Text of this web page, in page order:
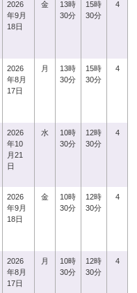
2026
年9月
18日
金
13時
30分
15時
30分
4
2026
年8月
17日
月
13時
30分
15時
30分
4
2026
年10
月21
日
水
10時
30分
12時
30分
4
2026
年9月
18日
金
10時
30分
12時
30分
4
2026
年8月
17日
月
10時
30分
12時
30分
4